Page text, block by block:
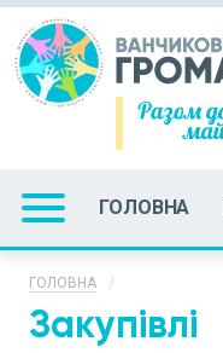
ГОЛОВНА
ГОЛОВНА
Закупівлі